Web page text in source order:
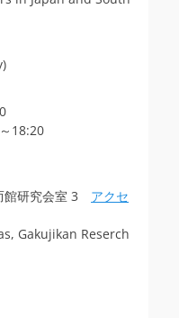
18:20
館研究会室 3 アクセ
Gakujikan Reserch